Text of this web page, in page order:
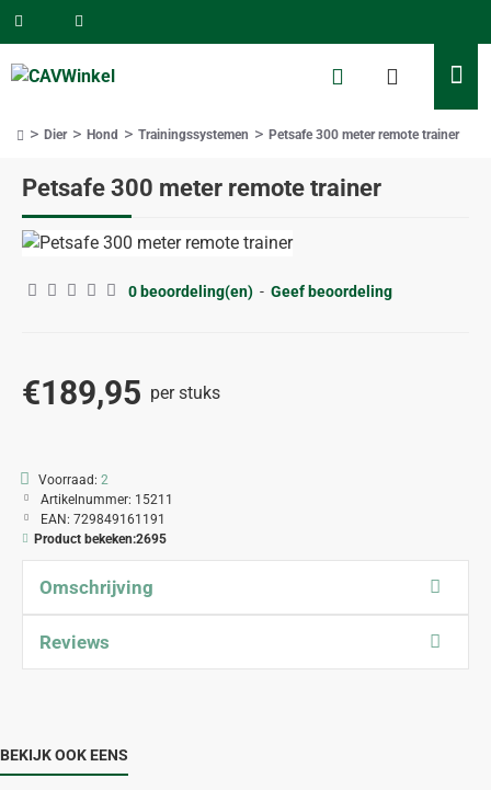
Petsafe 300 meter remote trainer
Dier Hond Trainingssystemen Petsafe 300 meter remote trainer
0 beoordeling(en) - Geef beoordeling
€189,95 per stuks
Voorraad: 2
Artikelnummer: 15211
EAN: 729849161191
Product bekeken:2695
Omschrijving
Reviews
BEKIJK OOK EENS